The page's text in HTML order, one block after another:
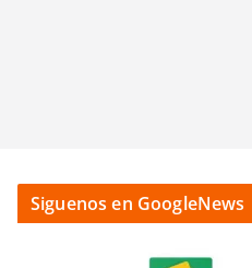
Siguenos en GoogleNews